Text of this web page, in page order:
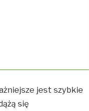
jest szybkie
się